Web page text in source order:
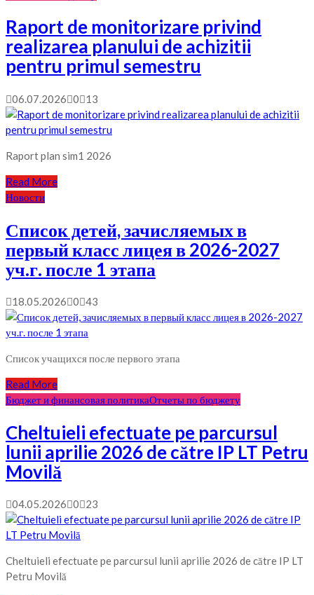
Raport de monitorizare privind
realizarea planului de achizitii
pentru primul semestru
06.07.2026 0 13
Raport plan sim1 2026
Read More
Новости
Список детей, зачисляемых в
первый класс лицея в 2026-2027
уч.г. после 1 этапа
18.05.2026 0 43
Список учащихся после первого этапа
Read More
Бюджет и финансовая политикаОтчеты по бюджету
Cheltuieli efectuate pe parcursul
lunii aprilie 2026 de către IP LT Petru
Movilă
04.05.2026 0 23
Cheltuieli efectuate pe parcursul lunii aprilie 2026 de către IP LT
Petru Movilă